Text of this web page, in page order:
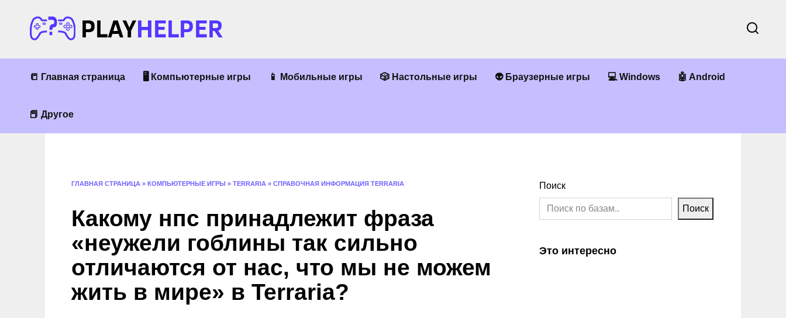
содержанию
📒 Главная страница 🖥 Компьютерные игры 📱 Мобильные игры 🎲 Настольные игры 👽 Браузерные игры 💻 Windows 🤖 Android
📕 Другое
ГЛАВНАЯ СТРАНИЦА » КОМПЬЮТЕРНЫЕ ИГРЫ » TERRARIA » СПРАВОЧНАЯ ИНФОРМАЦИЯ TERRARIA
Какому нпс принадлежит фраза
«неужели гоблины так сильно
отличаются от нас, что мы не можем
жить в мире» в Terraria?
Поиск
Поиск
Это интересно